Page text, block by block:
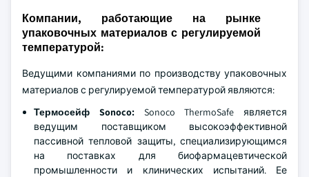
Компании, работающие на рынке
упаковочных материалов с регулируемой
температурой:
Ведущими компаниями по производству упаковочных
материалов с регулируемой температурой являются:
Термосейф Sonoco:Sonoco ThermoSafe является
ведущим поставщиком высокоэффективной
пассивной тепловой защиты, специализирующимся
на поставках для биофармацевтической
промышленности и клинических испытаний. Ее